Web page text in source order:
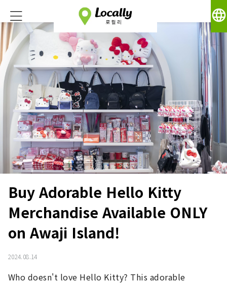
language
Buy Adorable Hello Kitty
Merchandise Available ONLY
on Awaji Island!
2024.08.14
Who doesn't love Hello Kitty? This adorable